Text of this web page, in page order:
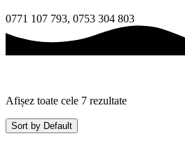
0771 107 793, 0753 304 803
Afișez toate cele 7 rezultate
Sort by Default